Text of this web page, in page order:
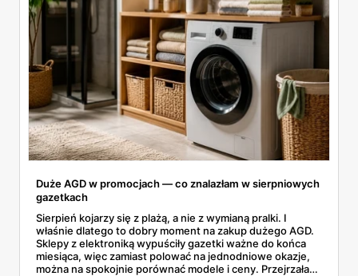
Duże AGD w promocjach — co znalazłam w sierpniowych
gazetkach
Sierpień kojarzy się z plażą, a nie z wymianą pralki. I
właśnie dlatego to dobry moment na zakup dużego AGD.
Sklepy z elektroniką wypuściły gazetki ważne do końca
miesiąca, więc zamiast polować na jednodniowe okazje,
można na spokojnie porównać modele i ceny. Przejrzałam